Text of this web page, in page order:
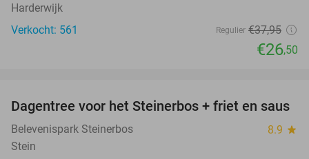
Harderwijk
Verkocht: 561
Regulier €37,95
€26,50
37%
Dagentree voor het Steinerbos + friet en saus
Belevenispark Steinerbos 8.9 star
Stein